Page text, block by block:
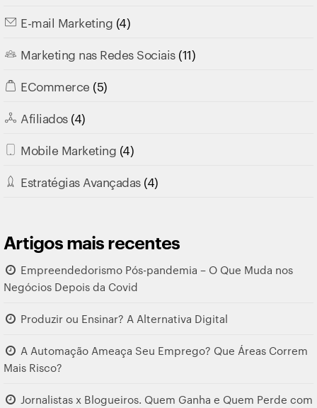
E-mail Marketing (4)
Marketing nas Redes Sociais(11)
ECommerce (5)
Afiliados(4)
Mobile Marketing (4)
Estratégias Avançadas(4)
Artigos mais recentes
Empreendedorismo Pós-pandemia – O Que Muda nos
Negócios Depois da Covid
Produzir ou Ensinar? A Alternativa Digital
A Automação Ameaça Seu Emprego? Que Áreas Correm
Mais Risco?
Jornalistas x Blogueiros. Quem Ganha e Quem Perde com